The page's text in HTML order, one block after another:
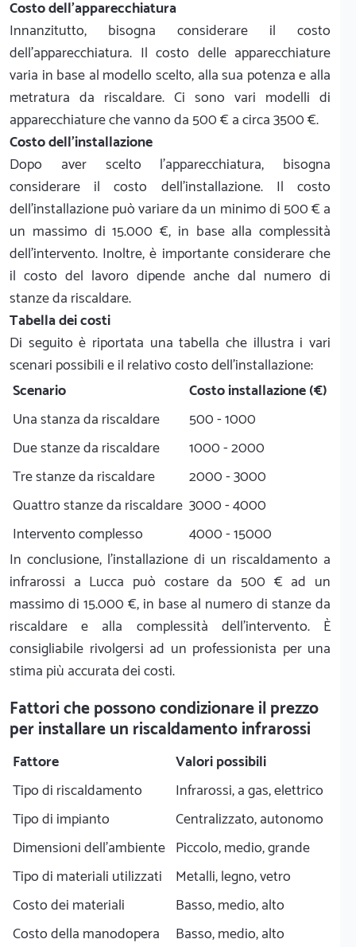
Costo dell'apparecchiatura
Innanzitutto, bisogna considerare il costo
dell'apparecchiatura. Il costo delle apparecchiature
varia in base al modello scelto, alla sua potenza e alla
metratura da riscaldare. Ci sono vari modelli di
apparecchiature che vanno da 500 € a circa 3500 €.
Costo dell'installazione
Dopo aver scelto l'apparecchiatura, bisogna
considerare il costo dell'installazione. Il costo
dell'installazione può variare da un minimo di 500 € a
un massimo di 15.000 €, in base alla complessità
dell'intervento. Inoltre, è importante considerare che
il costo del lavoro dipende anche dal numero di
stanze da riscaldare.
Tabella dei costi
Di seguito è riportata una tabella che illustra i vari
scenari possibili e il relativo costo dell'installazione:
Scenario
Costo installazione (€)
Una stanza da riscaldare
500 - 1000
Due stanze da riscaldare
1000 - 2000
Tre stanze da riscaldare
2000 - 3000
Quattro stanze da riscaldare 3000 - 4000
Intervento complesso
4000 - 15000
In conclusione, l'installazione di un riscaldamento a
infrarossi a Lucca può costare da 500 € ad un
massimo di 15.000 €, in base al numero di stanze da
riscaldare e alla complessità dell'intervento. È
consigliabile rivolgersi ad un professionista per una
stima più accurata dei costi.
Fattori che possono condizionare il prezzo
per installare un riscaldamento infrarossi
Fattore
Valori possibili
Tipo di riscaldamento
Infrarossi, a gas, elettrico
Tipo di impianto
Centralizzato, autonomo
Dimensioni dell'ambiente Piccolo, medio, grande
Tipo di materiali utilizzati
Metalli, legno, vetro
Costo dei materiali
Basso, medio, alto
Costo della manodopera
Basso, medio, alto